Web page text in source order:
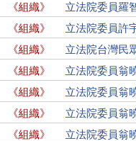
《組織》
立法院委員羅
《組織》
立法院委員許
《組織》
立法院台灣民
《組織》
立法院委員翁
《組織》
立法院委員翁
《組織》
立法院委員翁
《組織》
立法院委員翁